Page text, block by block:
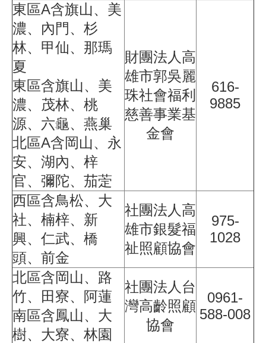
東區A含旗山、美
濃、內門、杉
林、甲仙、那瑪
夏
東區含旗山、美
濃、茂林、桃
源、六龜、燕巢
北區A含岡山、永
安、湖內、梓
官、彌陀、茄萣
財團法人高
雄市郭吳麗
珠社會福利
慈善事業基
金會
616-
9885
西區含鳥松、大
社、楠梓、新
興、仁武、橋
頭、前金
社團法人高
雄市銀髮福
祉照顧協會
975-
1028
北區含岡山、路
竹、田寮、阿蓮
南區含鳳山、大
樹、大寮、林園
社團法人台
灣高齡照顧
協會
0961-
588-008